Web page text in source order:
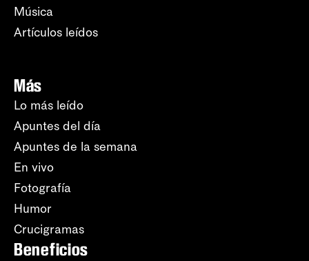
Música
Artículos leídos
Más
Lo más leído
Apuntes del día
Apuntes de la semana
En vivo
Fotografía
Humor
Crucigramas
Beneficios